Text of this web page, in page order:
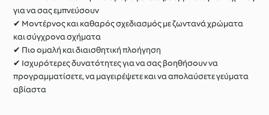
για να σας εμπνεύσουν
✔ Μοντέρνος και καθαρός σχεδιασμός με ζωντανά χρώματα
και σύγχρονα σχήματα
✔ Πιο ομαλή και διαισθητική πλοήγηση
✔ Ισχυρότερες δυνατότητες για να σας βοηθήσουν να
προγραμματίσετε, να μαγειρέψετε και να απολαύσετε γεύματα
αβίαστα